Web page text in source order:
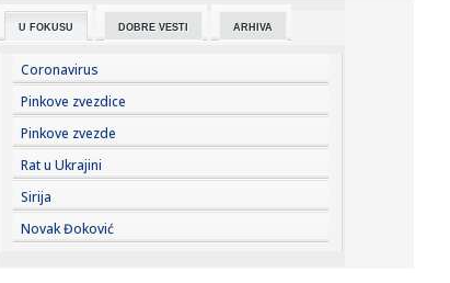
14:34:
Primljen u bolnicu sa 6,2 promila alkohola u krvi: "Ne
14:34:Vučić nakon sastanka sa Zelenskim: Srbija podržava
teritorijal...
14:34:Tisa nominovala bivšeg predsednika Vrhovnog suda za
predsednika ...
14:30:Nikki Sixx o korišćenju pratećih snimaka na koncertima
Motley ...
U FOKUSU DOBRE VESTI ARHIVA
Coronavirus
Pinkove zvezdice
Pinkove zvezde
Rat u Ukrajini
Sirija
Novak Đoković